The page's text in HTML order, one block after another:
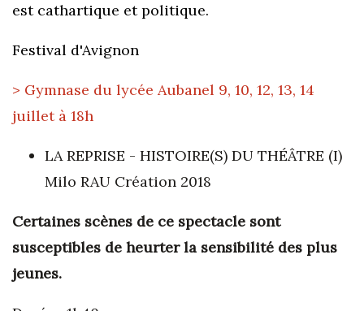
est cathartique etpolitique.
Festival d'Avignon
> Gymnase du lycée Aubanel 9, 10, 12, 13, 14
juillet à 18h
LA REPRISE - HISTOIRE(S) DU THÉÂTRE (I)
Milo RAU Création 2018
Certaines scènes de ce spectacle sont
susceptibles de heurter la sensibilité des plus
jeunes.